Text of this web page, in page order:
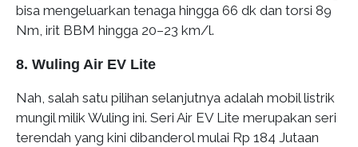
bisa mengeluarkan tenaga hingga 66 dk dan torsi 89
Nm, irit BBM hingga 20–23 km/l.
8. Wuling Air EV Lite
Nah, salah satu pilihan selanjutnya adalah mobil listrik
mungil milik Wuling ini. Seri Air EV Lite merupakan seri
terendah yang kini dibanderol mulai Rp 184 Jutaan